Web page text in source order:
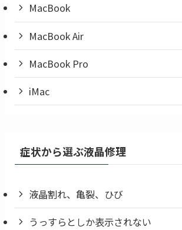
MacBook
MacBook Air
MacBook Pro
iMac
症状から選ぶ液晶修理
液晶割れ、亀裂、ひび
うっすらとしか表示されない